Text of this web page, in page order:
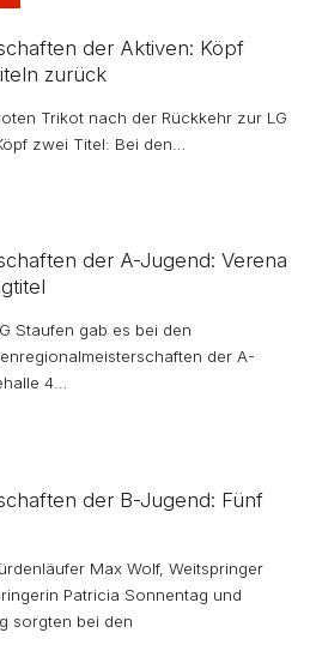
der Aktiven: Köpf
zurück
Trikot nach der Rückkehr zur LG
zwei Titel: Bei den…
der A-Jugend: Verena
Staufen gab es bei den
der A-
4…
der B-Jugend: Fünf
Max Wolf, Weitspringer
Patricia Sonnentag und
sorgten bei den